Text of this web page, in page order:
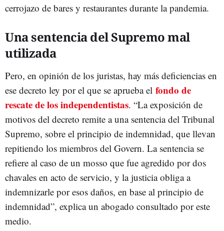
cerrojazo de bares y restaurantes durante la pandemia.
Una sentencia del Supremo mal
utilizada
Pero, en opinión de los juristas, hay más deficiencias en
ese decreto ley por el que se aprueba el fondo de
rescate de los independentistas. “La exposición de
motivos del decreto remite a una sentencia del Tribunal
Supremo, sobre el principio de indemnidad, que llevan
repitiendo los miembros del Govern. La sentencia se
refiere al caso de un mosso que fue agredido por dos
chavales en acto de servicio, y la justicia obliga a
indemnizarle por esos daños, en base al principio de
indemnidad”, explica un abogado consultado por este
medio.